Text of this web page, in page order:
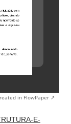
in FlowPaper ↗
E-